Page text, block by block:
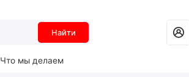
Найти
Что мы делаем